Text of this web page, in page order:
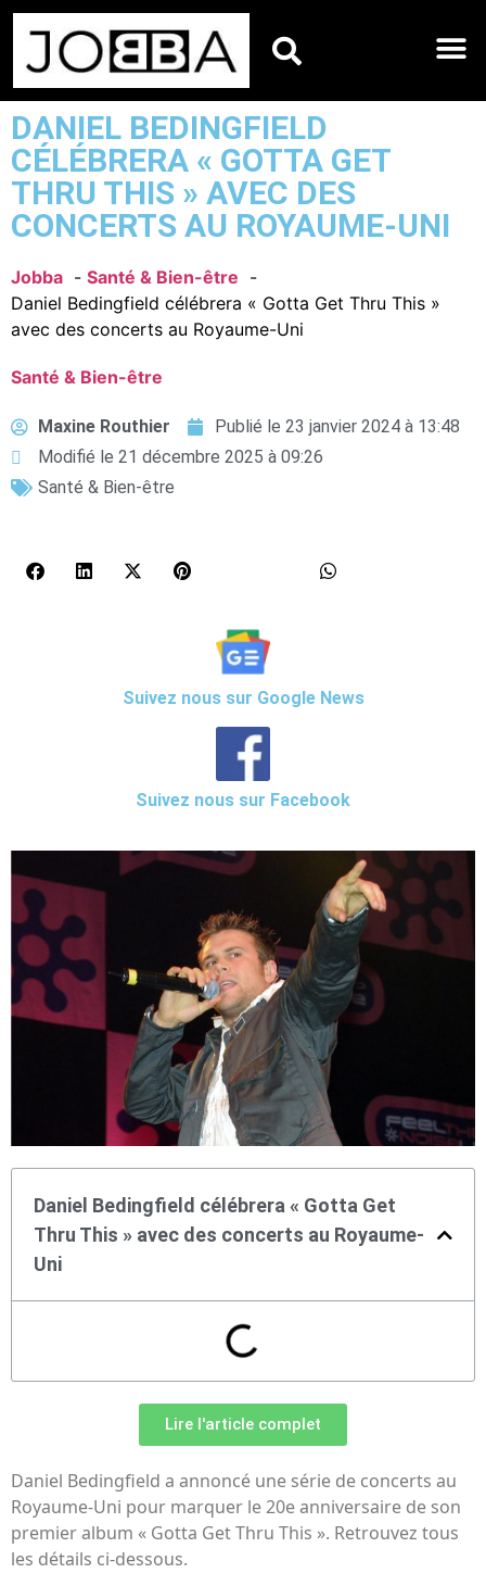
DANIEL BEDINGFIELD
CÉLÉBRERA « GOTTA GET
THRU THIS » AVEC DES
CONCERTS AU ROYAUME-UNI
Jobba
Santé & Bien-être
Daniel Bedingfield célébrera « Gotta Get Thru This »
avec des concerts au Royaume-Uni
Santé & Bien-être
Maxine Routhier Publié le 23 janvier 2024 à 13:48
Modifié le 21 décembre 2025 à 09:26
Santé & Bien-être
Suivez nous sur Google News
Suivez nous sur Facebook
Daniel Bedingfield célébrera « Gotta Get
Thru This » avec des concerts au Royaume-
Uni
Lire l'article complet
Daniel Bedingfield a annoncé une série de concerts au
Royaume-Uni pour marquer le 20e anniversaire de son
premier album « Gotta Get Thru This ». Retrouvez tous
les détails ci-dessous.